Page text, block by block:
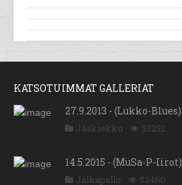
KATSOTUIMMAT GALLERIAT
27.9.2013 - (Lukko-Blues)
Jääkiekko 53252
14.5.2015 - (MuSa-P-Iirot)
Jalkapallo 52460